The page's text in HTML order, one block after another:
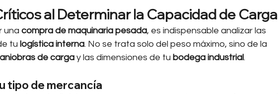
al Determinar la Capacidad de Carga
una compra de maquinaria pesada, es indispensable analizar las
tu logística interna. No se trata solo del peso máximo, sino de la
de carga y las dimensiones de tu bodega industrial.
tipo de mercancía